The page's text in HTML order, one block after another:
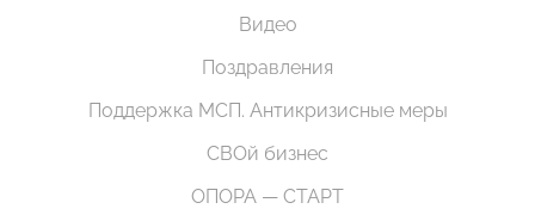
Видео
Поздравления
Поддержка МСП. Антикризисные меры
СВОй бизнес
ОПОРА — СТАРТ